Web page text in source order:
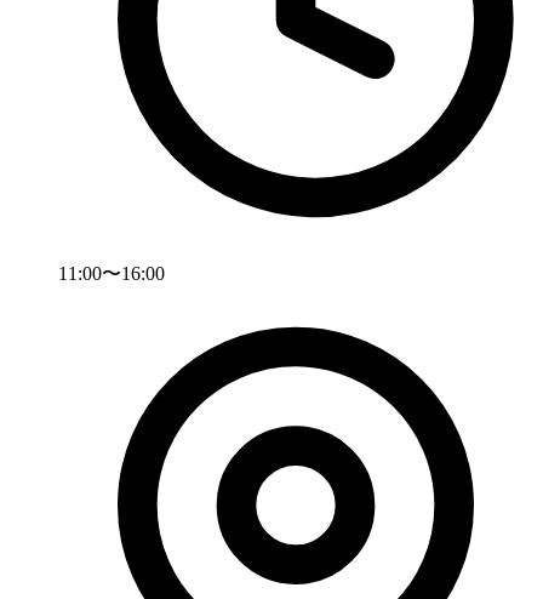
11:00〜16:00